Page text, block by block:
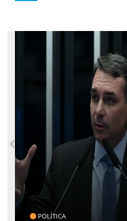
CLICK INDICA